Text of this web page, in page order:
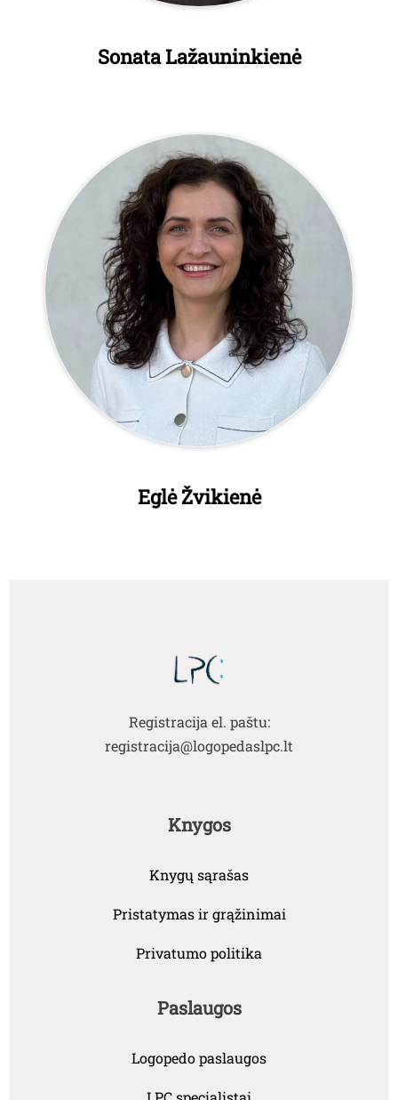
Sonata Lažauninkienė
Eglė Žvikienė
Registracija el. paštu:
registracija@logopedaslpc.lt
Knygos
Knygų sąrašas
Pristatymas ir grąžinimai
Privatumo politika
Paslaugos
Logopedo paslaugos